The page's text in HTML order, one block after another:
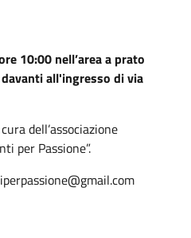
10:00 nell’area a prato
all'ingresso di via
dell’associazione
per Passione”.